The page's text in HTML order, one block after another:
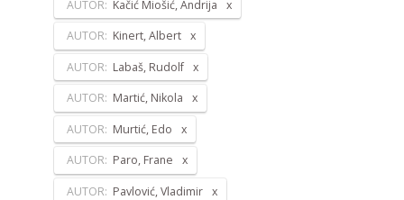
AUTOR: Kačić Miošić, Andrija
AUTOR: Kinert, Albert
AUTOR: Labaš, Rudolf
AUTOR: Martić, Nikola
AUTOR: Murtić, Edo
AUTOR: Paro, Frane
AUTOR: Pavlović, Vladimir